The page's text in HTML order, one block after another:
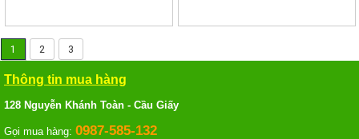
1 2 3
Thông tin mua hàng
128 Nguyễn Khánh Toàn - Cầu Giấy
Gọi mua hàng: 0987-585-132